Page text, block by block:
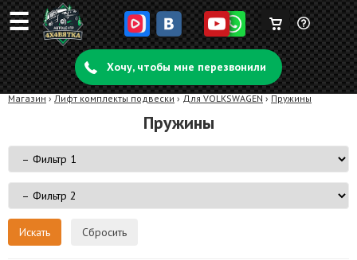
☰ Задать
вопрос
Корзина
пуста
Хочу, чтобы мне перезвонили
Магазин › Лифт комплекты подвески › Для VOLKSWAGEN › Пружины
Пружины
Сбросить